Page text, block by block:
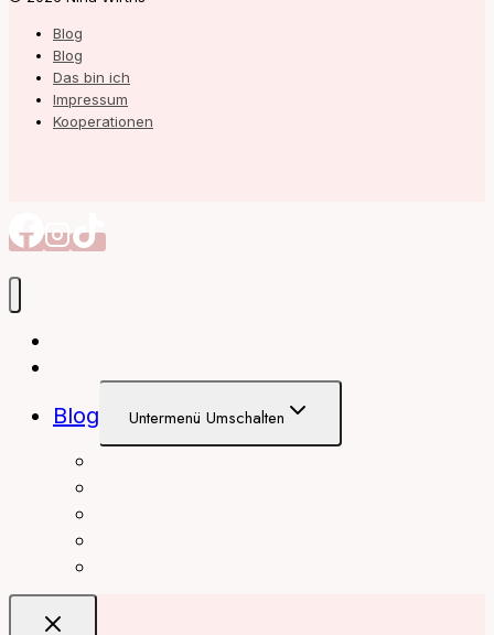
Blog
Blog
Das bin ich
Impressum
Kooperationen
Blog
Untermenü Umschalten